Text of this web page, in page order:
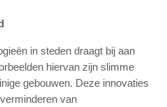
in steden draagt bij aan
hiervan zijn slimme
gebouwen. Deze innovaties
van